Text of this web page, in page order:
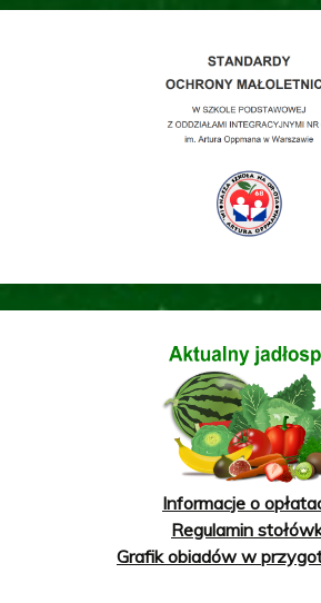
Informacje o
Regulamin
Grafik obiadów w